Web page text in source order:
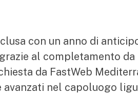
con un anno di
al completamento
da FastWeb
nel capoluogo